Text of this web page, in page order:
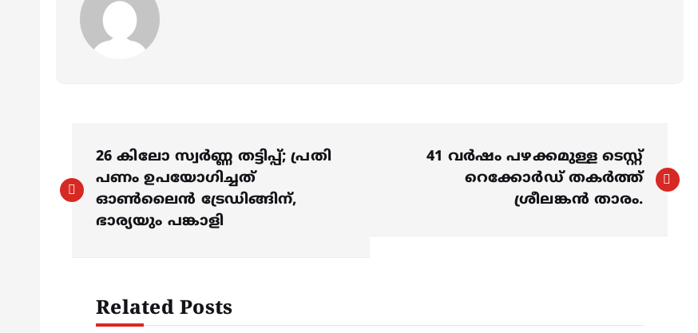
o
26 കിലോ സ്വർണ്ണ തട്ടിപ്പ്; പ്രതി
പണം ഉപയോഗിച്ചത്
ഓൺലൈൻ ട്രേഡിങ്ങിന്,
ഭാര്യയും പങ്കാളി
41 വര്‍ഷം പഴക്കമുള്ള ടെസ്റ്റ്
റെക്കോര്‍ഡ് തകര്‍ത്ത്
ശ്രീലങ്കൻ താരം.
Related Posts